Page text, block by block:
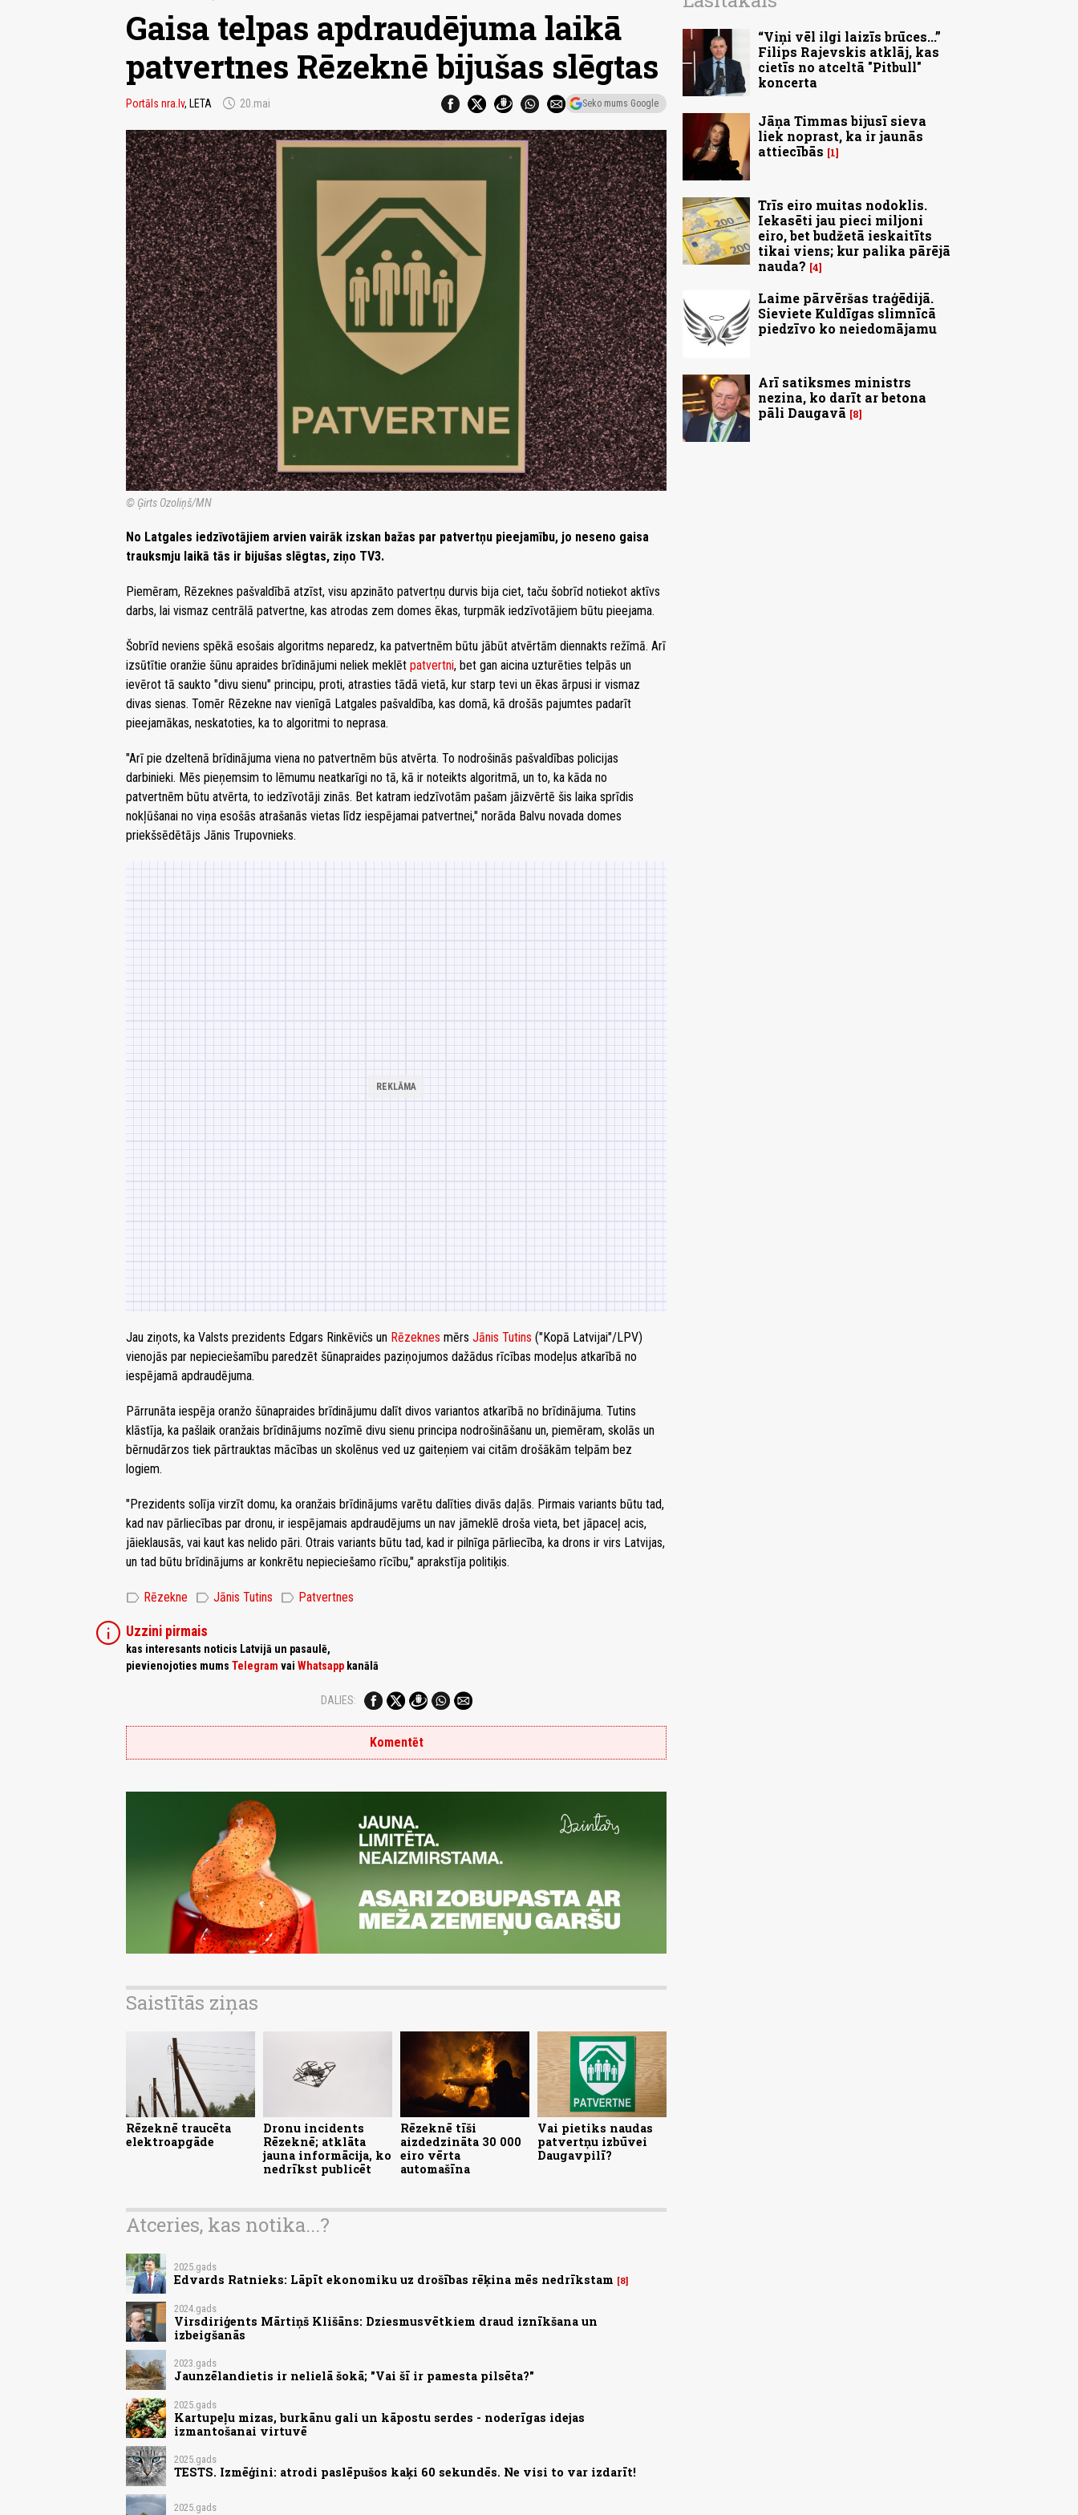
Gaisa telpas apdraudējuma laikā
patvertnes Rēzeknē bijušas slēgtas
Portāls nra.lv, LETA schedule 20.mai Seko mums Google
© Ģirts Ozoliņš/MN
No Latgales iedzīvotājiem arvien vairāk izskan bažas par patvertņu pieejamību, jo neseno gaisa
trauksmju laikā tās ir bijušas slēgtas, ziņo TV3.
Piemēram, Rēzeknes pašvaldībā atzīst, visu apzināto patvertņu durvis bija ciet, taču šobrīd notiekot aktīvs
darbs, lai vismaz centrālā patvertne, kas atrodas zem domes ēkas, turpmāk iedzīvotājiem būtu pieejama.
Šobrīd neviens spēkā esošais algoritms neparedz, ka patvertnēm būtu jābūt atvērtām diennakts režīmā. Arī
izsūtītie oranžie šūnu apraides brīdinājumi neliek meklēt patvertni, bet gan aicina uzturēties telpās un
ievērot tā saukto "divu sienu" principu, proti, atrasties tādā vietā, kur starp tevi un ēkas ārpusi ir vismaz
divas sienas. Tomēr Rēzekne nav vienīgā Latgales pašvaldība, kas domā, kā drošās pajumtes padarīt
pieejamākas, neskatoties, ka to algoritmi to neprasa.
"Arī pie dzeltenā brīdinājuma viena no patvertnēm būs atvērta. To nodrošinās pašvaldības policijas
darbinieki. Mēs pieņemsim to lēmumu neatkarīgi no tā, kā ir noteikts algoritmā, un to, ka kāda no
patvertnēm būtu atvērta, to iedzīvotāji zinās. Bet katram iedzīvotām pašam jāizvērtē šis laika sprīdis
nokļūšanai no viņa esošās atrašanās vietas līdz iespējamai patvertnei," norāda Balvu novada domes
priekšsēdētājs Jānis Trupovnieks.
Jau ziņots, ka Valsts prezidents Edgars Rinkēvičs un Rēzeknes mērs Jānis Tutins ("Kopā Latvijai"/LPV)
vienojās par nepieciešamību paredzēt šūnapraides paziņojumos dažādus rīcības modeļus atkarībā no
iespējamā apdraudējuma.
Pārrunāta iespēja oranžo šūnapraides brīdinājumu dalīt divos variantos atkarībā no brīdinājuma. Tutins
klāstīja, ka pašlaik oranžais brīdinājums nozīmē divu sienu principa nodrošināšanu un, piemēram, skolās un
bērnudārzos tiek pārtrauktas mācības un skolēnus ved uz gaiteņiem vai citām drošākām telpām bez
logiem.
"Prezidents solīja virzīt domu, ka oranžais brīdinājums varētu dalīties divās daļās. Pirmais variants būtu tad,
kad nav pārliecības par dronu, ir iespējamais apdraudējums un nav jāmeklē droša vieta, bet jāpaceļ acis,
jāieklausās, vai kaut kas nelido pāri. Otrais variants būtu tad, kad ir pilnīga pārliecība, ka drons ir virs Latvijas,
un tad būtu brīdinājums ar konkrētu nepieciešamo rīcību," aprakstīja politiķis.
label Rēzekne label Jānis Tutins label Patvertnes
info Uzzini pirmais
kas interesants noticis Latvijā un pasaulē,
pievienojoties mums Telegram vai Whatsapp kanālā
DALIES:
Komentēt
Saistītās ziņas
Rēzeknē traucēta
elektroapgāde
Dronu incidents
Rēzeknē; atklāta
jauna informācija, ko
nedrīkst publicēt
Rēzeknē tīši
aizdedzināta 30 000
eiro vērta
automašīna
Vai pietiks naudas
patvertņu izbūvei
Daugavpilī?
Atceries, kas notika...?
2025.gads
Edvards Ratnieks: Lāpīt ekonomiku uz drošības rēķina mēs nedrīkstam 8
2024.gads
Virsdiriģents Mārtiņš Klišāns: Dziesmusvētkiem draud iznīkšana un
izbeigšanās
2023.gads
Jaunzēlandietis ir nelielā šokā; "Vai šī ir pamesta pilsēta?"
2025.gads
Kartupeļu mizas, burkānu gali un kāpostu serdes - noderīgas idejas
izmantošanai virtuvē
2025.gads
TESTS. Izmēģini: atrodi paslēpušos kaķi 60 sekundēs. Ne visi to var izdarīt!
2025.gads
“Viņi vēl ilgi laizīs brūces...”
Filips Rajevskis atklāj, kas
cietīs no atceltā "Pitbull"
koncerta
Jāņa Timmas bijusī sieva
liek noprast, ka ir jaunās
attiecībās
1
Trīs eiro muitas nodoklis.
Iekasēti jau pieci miljoni
eiro, bet budžetā ieskaitīts
tikai viens; kur palika pārējā
nauda? 4
Laime pārvēršas traģēdijā.
Sieviete Kuldīgas slimnīcā
piedzīvo ko neiedomājamu
Arī satiksmes ministrs
nezina, ko darīt ar betona
pāli Daugavā
8